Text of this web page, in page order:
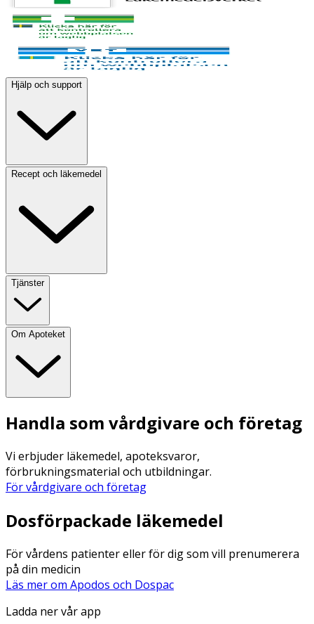
Hjälp och support
Recept och läkemedel
Tjänster
Om Apoteket
Handla som vårdgivare och företag
Vi erbjuder läkemedel, apoteksvaror,
förbrukningsmaterial och utbildningar.
För vårdgivare och företag
Dosförpackade läkemedel
För vårdens patienter eller för dig som vill prenumerera
på din medicin
Läs mer om Apodos och Dospac
Ladda ner vår app